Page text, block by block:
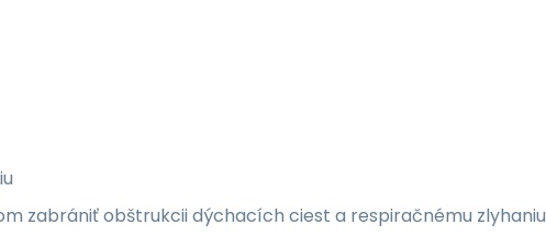
zabrániť obštrukcii dýchacích ciest a respiračnému zlyhaniu